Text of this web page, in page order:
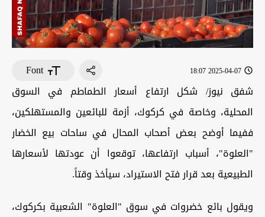
2025-04-07 18:07
Font
شفق نيوز/ شكل ارتفاع أسعار الطماطم في السوق
المحلية، وخاصة في كركوك، أزمة للبائعين والمستهلكين،
ففيما أوضح بعض أصحاب المحال في ساحات بيع الخضار
"العلوة"، أسباب ارتفاعها، توقعوا أن عودتها لأسعارها
الطبيعية بعد قرار فتح الاستيراد، سيأخذ وقتاً.
ويقول بائع خضروات في سوق "العلوة" الشعبية بكركوك،